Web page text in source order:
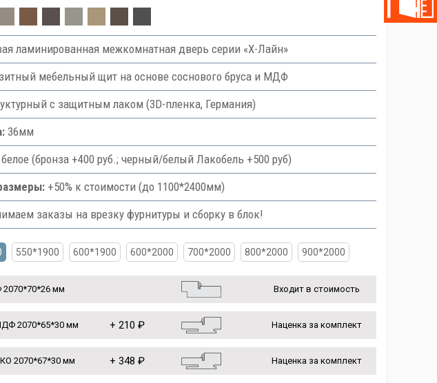
ламинированная межкомнатная дверь серии «Х-Лайн»
мебельный щит на основе соснового бруса и МДФ
с защитным лаком (3D-пленка, Германия)
36мм
(бронза +400 руб.; черный/белый Лакобель +500 руб)
+50% к стоимости (до 1100*2400мм)
заказы на врезку фурнитуры и сборку в блок!
550*1900 600*1900 600*2000 700*2000 800*2000 900*2000
мм Входит в стоимость
2070*65*30 мм + 210 ₽ Наценка за комплект
2070*67*30 мм + 348 ₽ Наценка за комплект